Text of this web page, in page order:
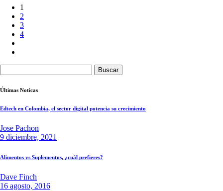
entradas
1
2
3
4
Últimas Noticas
Edtech en Colombia, el sector digital potencia su crecimiento
Jose Pachon
9 diciembre, 2021
Alimentos vs Suplementos, ¿cuál prefieres?
Dave Finch
16 agosto, 2016